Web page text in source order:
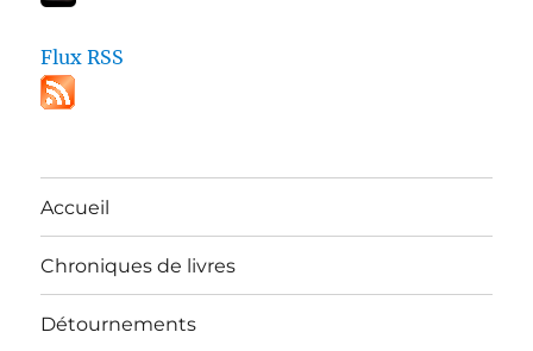
Flux RSS
Accueil
Chroniques de livres
Détournements